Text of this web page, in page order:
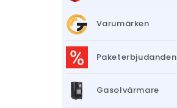
Varumärken
Paketerbjudanden
Gasolvärmare